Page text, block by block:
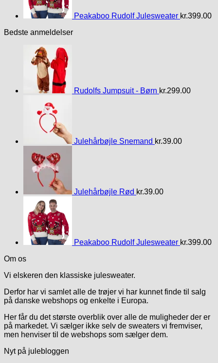
Peakaboo Rudolf Julesweater kr.399.00
Bedste anmeldelser
Rudolfs Jumpsuit - Børn kr.299.00
Julehårbøjle Snemand kr.39.00
Julehårbøjle Rød kr.39.00
Peakaboo Rudolf Julesweater kr.399.00
Om os
Vi elskeren den klassiske julesweater.
Derfor har vi samlet alle de trøjer vi har kunnet finde til salg
på danske webshops og enkelte i Europa.
Her får du det største overblik over alle de muligheder der er
på markedet. Vi sælger ikke selv de sweaters vi fremviser,
men henviser til de webshops som sælger dem.
Nyt på julebloggen